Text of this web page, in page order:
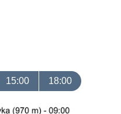
15:00 18:00